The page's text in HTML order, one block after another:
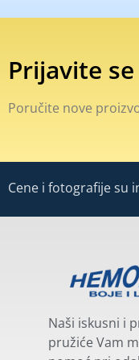
Prijavite
Poručite nove
Cene i fotografije su
Naši iskusni i
pružiće Vam